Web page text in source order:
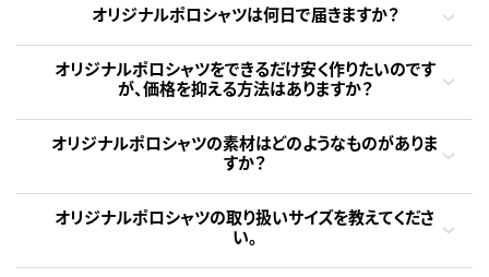
オリジナルポロシャツは何日で届きますか？
オリジナルポロシャツをできるだけ安く作りたいのです
が、価格を抑える方法はありますか？
オリジナルポロシャツの素材はどのようなものがありま
すか？
オリジナルポロシャツの取り扱いサイズを教えてくださ
い。